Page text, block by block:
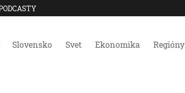
Slovensko Svet Ekonomika Regióny